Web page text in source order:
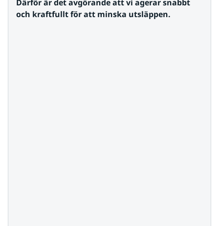
Därför är det avgörande att vi agerar snabbt
och kraftfullt för att minska utsläppen.